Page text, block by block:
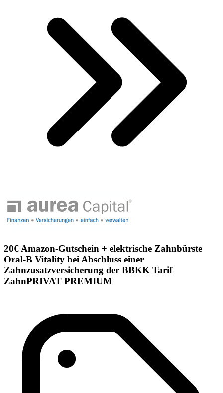
20€ Amazon-Gutschein + elektrische Zahnbürste
Oral-B Vitality bei Abschluss einer
Zahnzusatzversicherung der BBKK Tarif
ZahnPRIVAT PREMIUM